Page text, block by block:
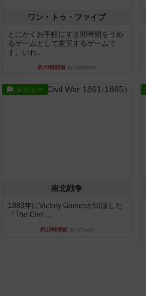
ワン・トゥ・ファイブ
とにかくお手軽にすき間時間をうめ
るゲームとして重宝するゲームで
す。いわ...
約10時間前by nabekoh
レビュー
南北戦争
1983年にVictory Gamesが出版した
『The Civil ...
約19時間前by Chaco